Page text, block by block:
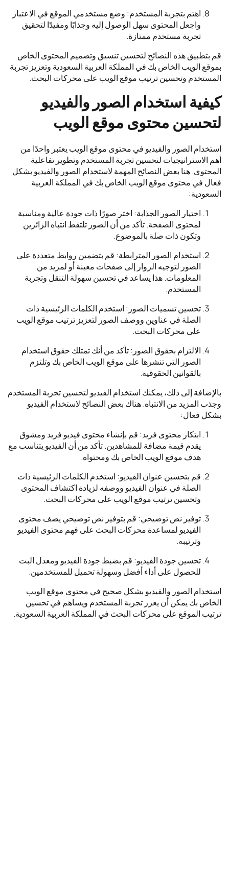
اهتم بتجربة المستخدم: وضع مستخدمي الموقع في الاعتبار
واجعل المحتوى سهل الوصول إليه وجذابًا ومفيدًا لتحقيق
تجربة مستخدم ممتازة.
قم بتطبيق هذه النصائح لتحسين تنسيق وتصميم المحتوى الخاص
بموقع الويب الخاص بك في المملكة العربية السعودية وتعزيز تجربة
المستخدم وتحسين ترتيب موقع الويب على محركات البحث.
كيفية استخدام الصور والفيديو
لتحسين محتوى موقع الويب
استخدام الصور والفيديو في محتوى موقع الويب يعتبر واحدًا من
أهم الاستراتيجيات لتحسين تجربة المستخدم وتطوير تفاعلية
المحتوى. هنا بعض النصائح المهمة لاستخدام الصور والفيديو بشكل
فعال في محتوى موقع الويب الخاص بك في المملكة العربية
السعودية:
اختيار الصور الجذابة: اختر صورًا ذات جودة عالية ومناسبة
لمحتوى الصفحة. تأكد من أن الصور تلتقط انتباه الزائرين
وتكون ذات صلة بالموضوع.
استخدام الصور المترابطة: قم بتضمين روابط متعددة على
الصور لتوجيه الزوار إلى صفحات معينة أو لمزيد من
المعلومات. هذا يساعد في تحسين سهولة التنقل وتجربة
المستخدم.
تحسين تسميات الصور: استخدم الكلمات الرئيسية ذات
الصلة في عناوين ووصف الصور لتعزيز ترتيب موقع الويب
على محركات البحث.
الالتزام بحقوق الصور: تأكد من أنك تمتلك حقوق استخدام
الصور التي تنشرها على موقع الويب الخاص بك وتلتزم
بالقوانين الحقوقية.
بالإضافة إلى ذلك، يمكنك استخدام الفيديو لتحسين تجربة المستخدم
وجذب المزيد من الانتباه. هناك بعض النصائح لاستخدام الفيديو
بشكل فعال:
ابتكار محتوى فريد: قم بإنشاء محتوى فيديو فريد ومشوق
يقدم قيمة مضافة للمشاهدين. تأكد من أن الفيديو يتناسب مع
هدف موقع الويب الخاص بك ومحتواه.
قم بتحسين عنوان الفيديو: استخدم الكلمات الرئيسية ذات
الصلة في عنوان الفيديو ووصفه لزيادة اكتشاف المحتوى
وتحسين ترتيب موقع الويب على محركات البحث.
توفير نص توضيحي: قم بتوفير نص توضيحي يصف محتوى
الفيديو لمساعدة محركات البحث على فهم محتوى الفيديو
وترتيبه.
تحسين جودة الفيديو: قم بضبط جودة الفيديو ومعدل البت
للحصول على أداء أفضل وسهولة تحميل للمستخدمين.
استخدام الصور والفيديو بشكل صحيح في محتوى موقع الويب
الخاص بك يمكن أن يعزز تجربة المستخدم ويساهم في تحسين
ترتيب الموقع على محركات البحث في المملكة العربية السعودية.